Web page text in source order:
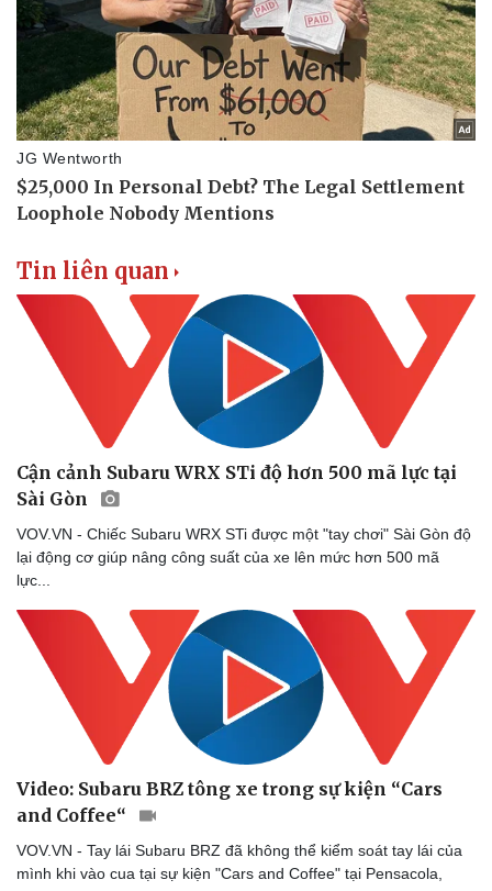
Tin liên quan
Cận cảnh Subaru WRX STi độ hơn 500 mã lực tại
Sài Gòn
VOV.VN - Chiếc Subaru WRX STi được một "tay chơi" Sài Gòn độ
lại động cơ giúp nâng công suất của xe lên mức hơn 500 mã
lực...
Video: Subaru BRZ tông xe trong sự kiện “Cars
and Coffee“
VOV.VN - Tay lái Subaru BRZ đã không thể kiểm soát tay lái của
mình khi vào cua tại sự kiện "Cars and Coffee" tại Pensacola,